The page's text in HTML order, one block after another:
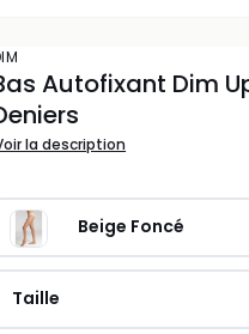
DIM
Autofixant Dim
la description
Beige Foncé
Taille